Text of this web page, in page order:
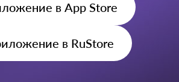
в App Store
в RuStore